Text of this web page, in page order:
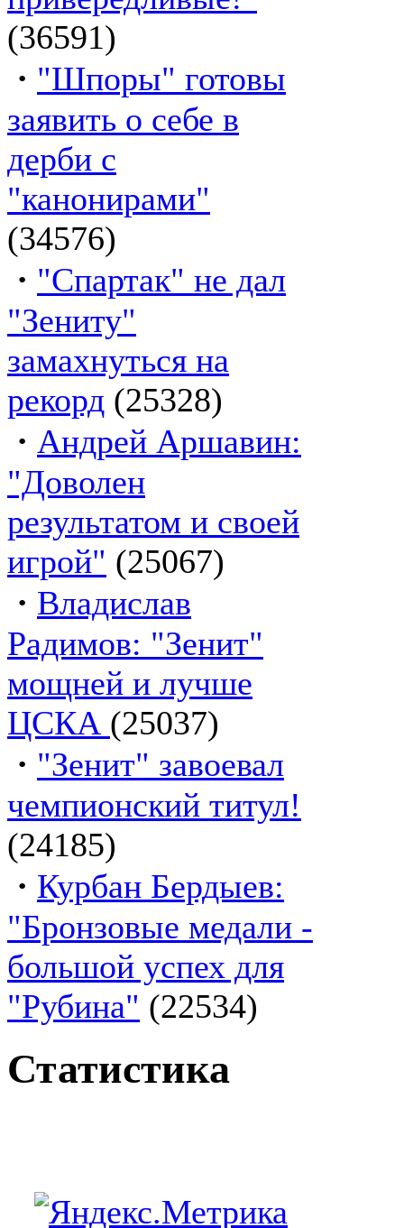
(36591)
· "Шпоры" готовы
заявить о себе в
дерби с
"канонирами"
(34576)
· "Спартак" не дал
"Зениту"
замахнуться на
рекорд (25328)
· Андрей Аршавин:
"Доволен
результатом и своей
игрой" (25067)
· Владислав
Радимов: "Зенит"
мощней и лучше
ЦСКА (25037)
· "Зенит" завоевал
чемпионский титул!
(24185)
· Курбан Бердыев:
"Бронзовые медали -
большой успех для
"Рубина" (22534)
Статистика